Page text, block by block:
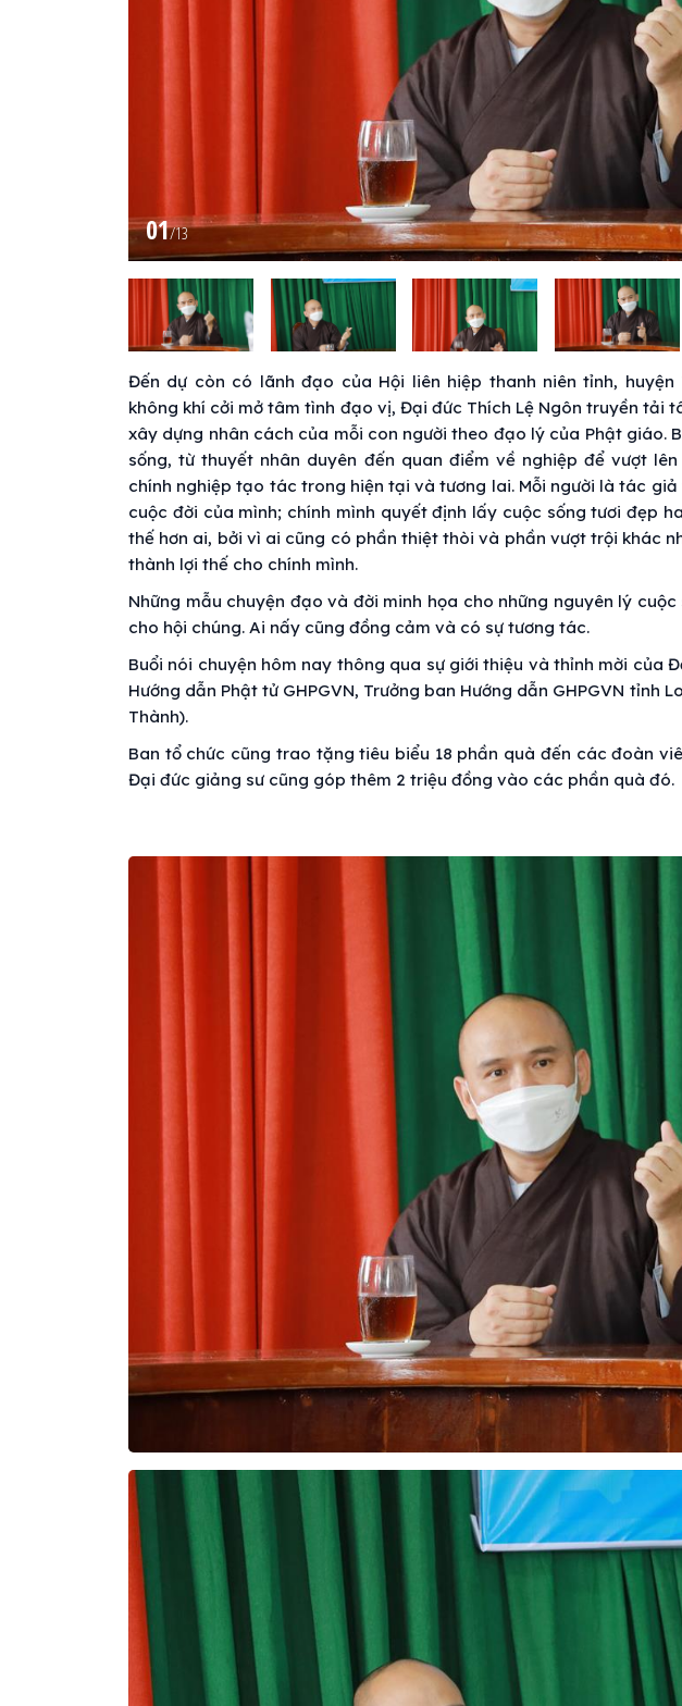
01/13
Đến dự còn có lãnh đạo của Hội liên hiệp thanh niên tỉnh, huyện
không khí cởi mở tâm tình đạo vị, Đại đức Thích Lệ Ngôn truyền tải
xây dựng nhân cách của mỗi con người theo đạo lý của Phật giáo.
sống, từ thuyết nhân duyên đến quan điểm về nghiệp để vượt
chính nghiệp tạo tác trong hiện tại và tương lai. Mỗi người là tác
cuộc đời của mình; chính mình quyết định lấy cuộc sống tươi đẹp
thế hơn ai, bởi vì ai cũng có phần thiệt thòi và phần vượt trội khác
thành lợi thế cho chính mình.
Những mẫu chuyện đạo và đời minh họa cho những nguyên lý
cho hội chúng. Ai nấy cũng đồng cảm và có sự tương tác.
Buổi nói chuyện hôm nay thông qua sự giới thiệu và thỉnh mời của
Hướng dẫn Phật tử GHPGVN, Trưởng ban Hướng dẫn GHPGVN tỉnh
Thành).
Ban tổ chức cũng trao tặng tiêu biểu 18 phần quà đến các đoàn
Đại đức giảng sư cũng góp thêm 2 triệu đồng vào các phần quà đó.